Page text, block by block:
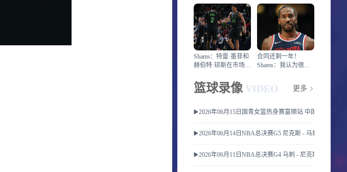
他
球员
Shams：特雷·墨菲和
赫伯特·琼斯在市场上
合同还剩一年！
Shams：我认为很多
篮球录像 VIDEO 更多
▶️2026年06月15日国青女篮热身赛富顺站 中国U17女篮 -
▶️2026年06月14日NBA总决赛G5 尼克斯 - 马刺 全场录像
▶️2026年06月11日NBA总决赛G4 马刺 - 尼克斯 全场录像